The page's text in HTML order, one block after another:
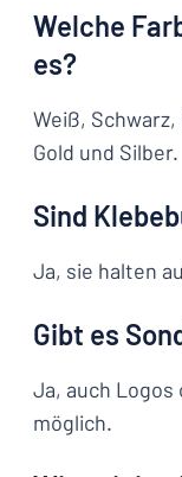
Welche
es?
Weiß, Schwarz,
Gold und Silber.
Sind
Ja, sie halten
Gibt es
Ja, auch Logos
möglich.